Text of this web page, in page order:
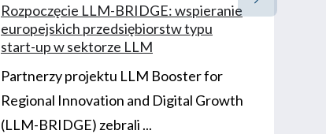
Rozpoczęcie LLM-BRIDGE: wspieranie
europejskich przedsiębiorstw typu
start-up w sektorze LLM
Partnerzy projektu LLM Booster for
Regional Innovation and Digital Growth
(LLM-BRIDGE) zebrali ...